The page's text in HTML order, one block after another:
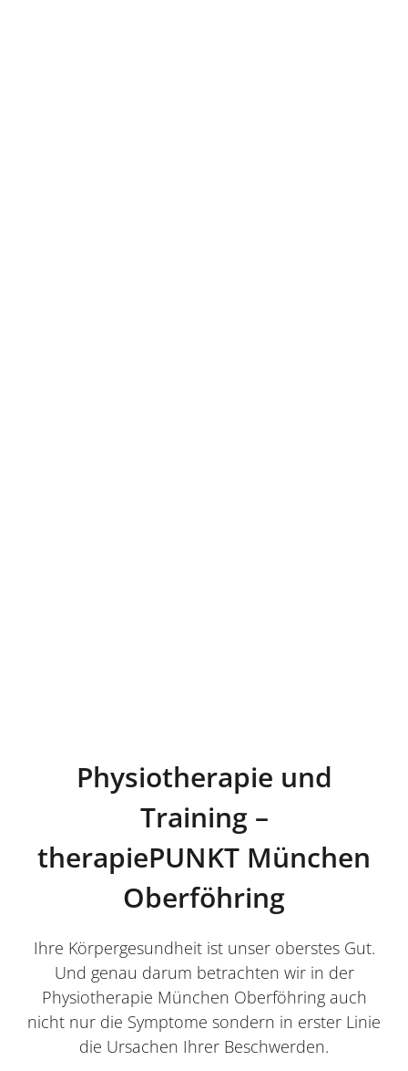
Physiotherapie und
Training –
therapiePUNKT München
Oberföhring
Ihre Körpergesundheit ist unser oberstes Gut.
Und genau darum betrachten wir in der
Physiotherapie München Oberföhring auch
nicht nur die Symptome sondern in erster Linie
die Ursachen Ihrer Beschwerden.